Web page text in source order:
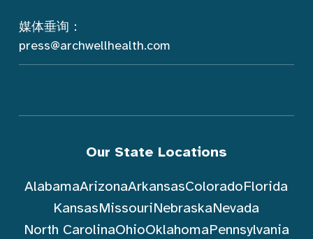
媒体垂询：
press@archwellhealth.com
Our State Locations
AlabamaArizonaArkansasColoradoFlorida
KansasMissouriNebraskaNevada
North CarolinaOhioOklahomaPennsylvania